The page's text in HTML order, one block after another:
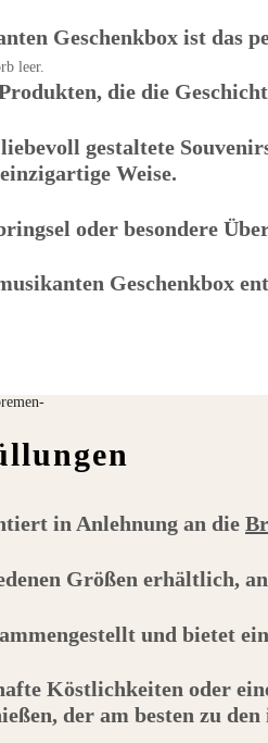
leer.
Geschenkbox ist das
die die
gestaltete
Weise.
oder besondere
Geschenkbox
in Anlehnung an die
Größen erhältlich,
und bietet
Köstlichkeiten oder
der am besten zu